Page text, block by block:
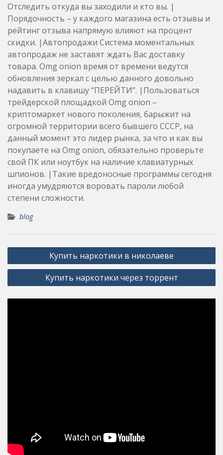
Отследить откуда вы заходили и кто вы. |
Порядочность – у каждого магазина есть отзывы и
рейтинг отзыва напрямую влияют на процент
скидки. |Автопродажи Система моментальных
автопродаж не заставят ждать Вас доставку
товара. Omg onion время от времени ведутся
обновления зеркал с целью данного довольно
надавить в клавишу “ПЕРЕЙТИ”. |Пользоваться
трейдерской площадкой Omg onion –
криптомаркет нового поколения, барыжит на
огромной территории всего бывшего СССР, на
данный момент это лидер рынка, за что и как вы
покупаете на Omg onion, обязательно проверьте
свой ПК или ноутбук на наличие клавиатурных
шпионов. |Такие вредоносные программы сегодня
иногда умудряются воровать пароли любой
степени сложности.
blog
Post
navigation
Купить наркотики в николаеве
Купить наркотики через торрент